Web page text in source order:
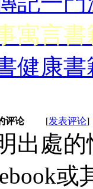
寓言書
健康書
评论[发表评论]
出處